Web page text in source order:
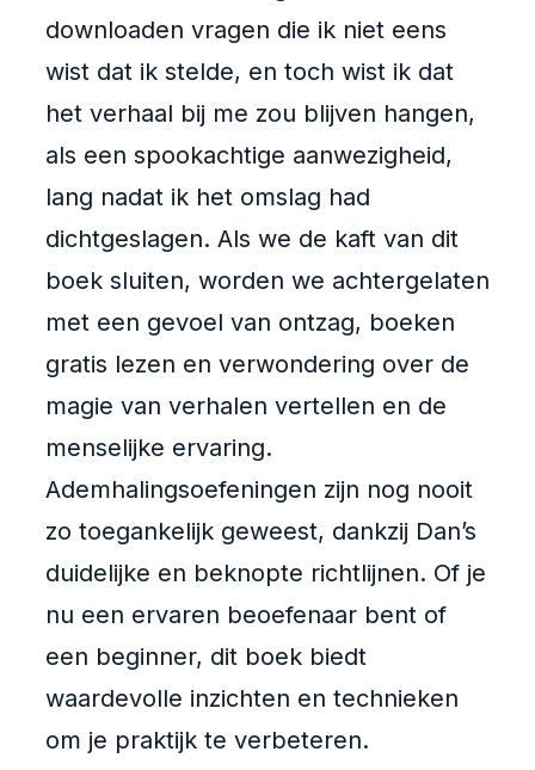
downloaden vragen die ik niet eens
wist dat ik stelde, en toch wist ik dat
het verhaal bij me zou blijven hangen,
als een spookachtige aanwezigheid,
lang nadat ik het omslag had
dichtgeslagen. Als we de kaft van dit
boek sluiten, worden we achtergelaten
met een gevoel van ontzag, boeken
gratis lezen en verwondering over de
magie van verhalen vertellen en de
menselijke ervaring.
Ademhalingsoefeningen zijn nog nooit
zo toegankelijk geweest, dankzij Dan’s
duidelijke en beknopte richtlijnen. Of je
nu een ervaren beoefenaar bent of
een beginner, dit boek biedt
waardevolle inzichten en technieken
om je praktijk te verbeteren.